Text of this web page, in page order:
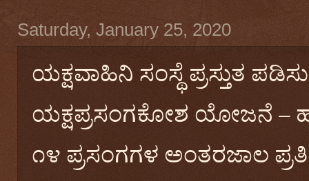
Saturday, January 25, 2020
ಯಕ್ಷವಾಹಿನಿ ಸಂಸ್ಥೆ ಪ್ರಸ್ತುತ
ಯಕ್ಷಪ್ರಸಂಗಕೋಶ ಯೋಜನೆ –
೧೪ ಪ್ರಸಂಗಗಳ ಅಂತರಜಾಲ